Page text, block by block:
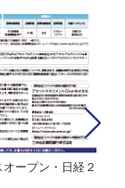
ープン・日経２